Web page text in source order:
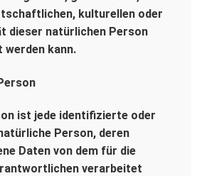
kulturellen oder
dieser natürlichen Person
kann.
ist jede identifizierte oder
Person, deren
Daten von dem für die
verarbeitet